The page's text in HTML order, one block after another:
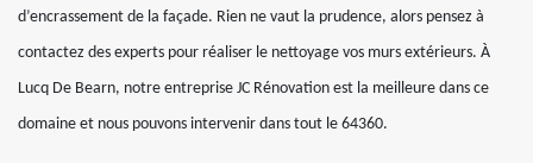
d’encrassement de la façade. Rien ne vaut la prudence, alors pensez à
contactez des experts pour réaliser le nettoyage vos murs extérieurs. À
Lucq De Bearn, notre entreprise JC Rénovation est la meilleure dans ce
domaine et nous pouvons intervenir dans tout le 64360.